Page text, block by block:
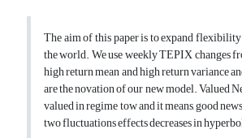
The aim of this paper is to expand
the world. We use weekly TEPIX changes
high return mean and high return variance
are the novation of our new model. Valued
valued in regime tow and it means, good
two fluctuations effects decreases in